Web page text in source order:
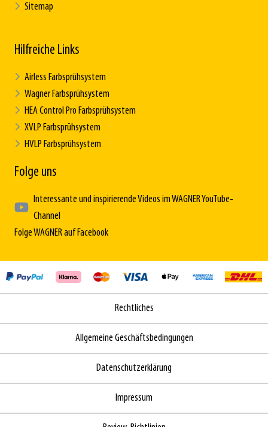
Sitemap
Hilfreiche Links
Airless Farbsprühsystem
Wagner Farbsprühsystem
HEA Control Pro Farbsprühsystem
XVLP Farbsprühsystem
HVLP Farbsprühsystem
Folge uns
Interessante und inspirierende Videos im WAGNER YouTube-
Channel
Folge WAGNER auf Facebook
Rechtliches
Allgemeine Geschäftsbedingungen
Datenschutzerklärung
Impressum